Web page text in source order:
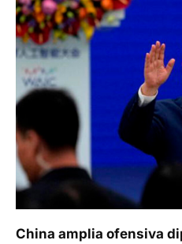
China amplia ofensiva